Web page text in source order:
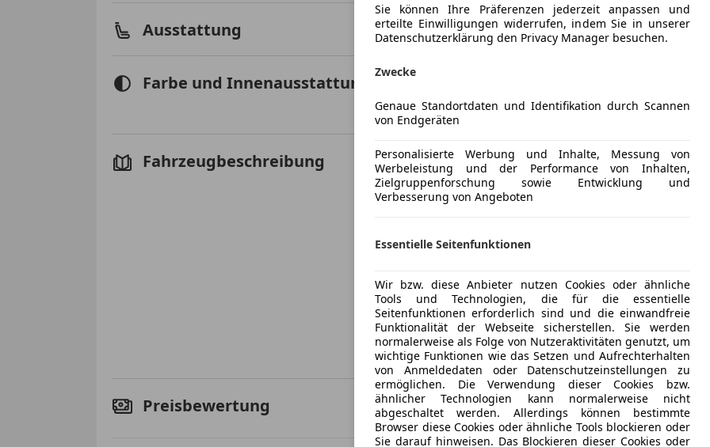
Ausstattung Komfort
Armlehne
Getönte
Sitzheizung
Start/Stop-
Tempomat
Unterhaltung/Media
Android
Apple
Bluetooth
DAB-Radio
Mehr anzeigen
Farbe und Innenausstattung
Lackierung
Andere
Fahrzeugbeschreibung Sehr gepflegter, gut ausgestatteter Opel Mokka in
Serienausstattungen:
*Leuchtweitenregulierung
*Getränkehalter vorne
*LED-Rückleuchten
Mehr anzeigen
Preisbewertung Mehr anzeigen
Sie können Ihre Präferenzen jederzeit anpassen und
erteilte Einwilligungen widerrufen, indem Sie in unserer
Datenschutzerklärung den Privacy Manager besuchen.
Zwecke
Genaue Standortdaten und Identifikation durch Scannen
von Endgeräten
Personalisierte Werbung und Inhalte, Messung von
Werbeleistung und der Performance von Inhalten,
Zielgruppenforschung sowie Entwicklung und
Verbesserung von Angeboten
Essentielle Seitenfunktionen
Wir bzw. diese Anbieter nutzen Cookies oder ähnliche
Tools und Technologien, die für die essentielle
Seitenfunktionen erforderlich sind und die einwandfreie
Funktionalität der Webseite sicherstellen. Sie werden
normalerweise als Folge von Nutzeraktivitäten genutzt, um
wichtige Funktionen wie das Setzen und Aufrechterhalten
von Anmeldedaten oder Datenschutzeinstellungen zu
ermöglichen. Die Verwendung dieser Cookies bzw.
ähnlicher Technologien kann normalerweise nicht
abgeschaltet werden. Allerdings können bestimmte
Browser diese Cookies oder ähnliche Tools blockieren oder
Sie darauf hinweisen. Das Blockieren dieser Cookies oder